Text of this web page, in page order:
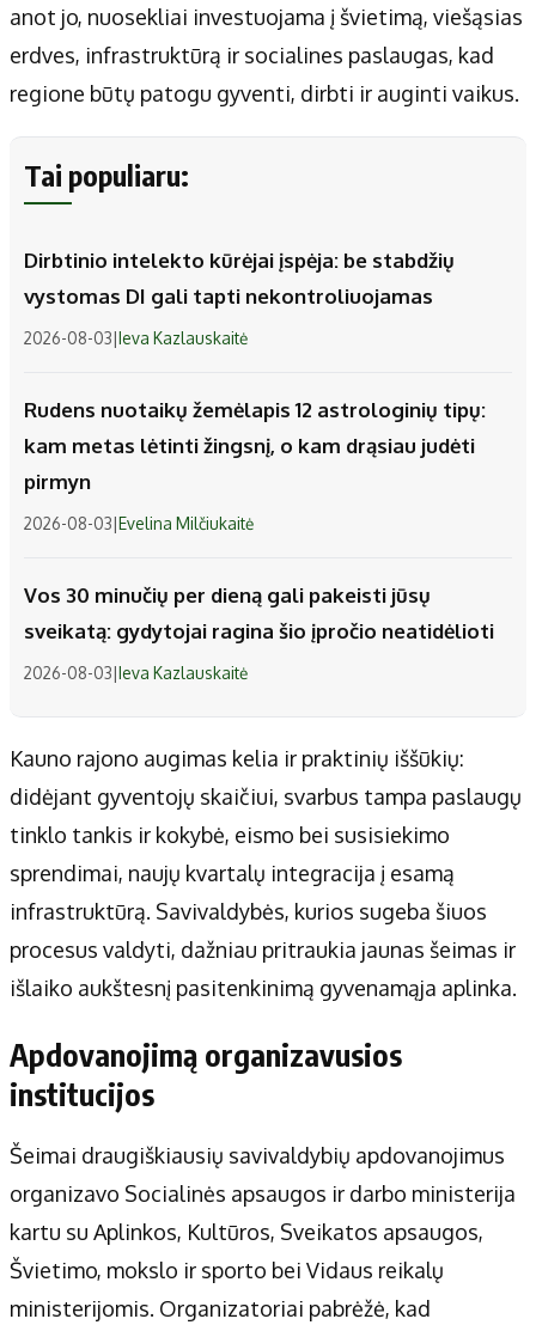
anot jo, nuosekliai investuojama į švietimą, viešąsias
erdves, infrastruktūrą ir socialines paslaugas, kad
regione būtų patogu gyventi, dirbti ir auginti vaikus.
Tai populiaru:
Dirbtinio intelekto kūrėjai įspėja: be stabdžių
vystomas DI gali tapti nekontroliuojamas
2026-08-03|Ieva Kazlauskaitė
Rudens nuotaikų žemėlapis 12 astrologinių tipų:
kam metas lėtinti žingsnį, o kam drąsiau judėti
pirmyn
2026-08-03|Evelina Milčiukaitė
Vos 30 minučių per dieną gali pakeisti jūsų
sveikatą: gydytojai ragina šio įpročio neatidėlioti
2026-08-03|Ieva Kazlauskaitė
Kauno rajono augimas kelia ir praktinių iššūkių:
didėjant gyventojų skaičiui, svarbus tampa paslaugų
tinklo tankis ir kokybė, eismo bei susisiekimo
sprendimai, naujų kvartalų integracija į esamą
infrastruktūrą. Savivaldybės, kurios sugeba šiuos
procesus valdyti, dažniau pritraukia jaunas šeimas ir
išlaiko aukštesnį pasitenkinimą gyvenamąja aplinka.
Apdovanojimą organizavusios
institucijos
Šeimai draugiškiausių savivaldybių apdovanojimus
organizavo Socialinės apsaugos ir darbo ministerija
kartu su Aplinkos, Kultūros, Sveikatos apsaugos,
Švietimo, mokslo ir sporto bei Vidaus reikalų
ministerijomis. Organizatoriai pabrėžė, kad